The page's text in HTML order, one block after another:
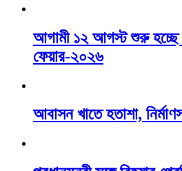
আগামী ১২ আগস্ট শুরু হচ্ছে
ফেয়ার-২০২৬
আবাসন খাতে হতাশা,